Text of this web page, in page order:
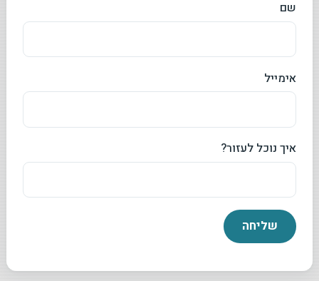
שם
אימייל
איך נוכל לעזור?